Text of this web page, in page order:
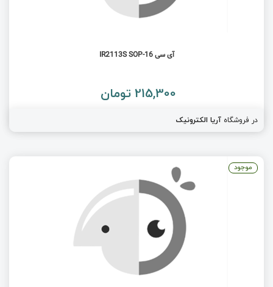
آی سی IR2113S SOP-16
215,300 تومان
در فروشگاه آریا الکترونیک
موجود